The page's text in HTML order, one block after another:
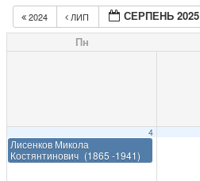
2024 ЛИП СЕРПЕНЬ 2025
Пн
4
Лисенков Микола
Костянтинович (1865 -1941)